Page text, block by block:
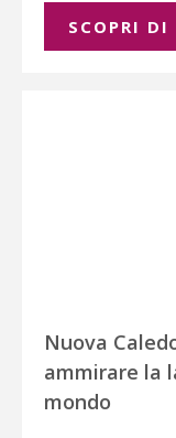
SCOPRI DI
Nuova
ammirare la
mondo